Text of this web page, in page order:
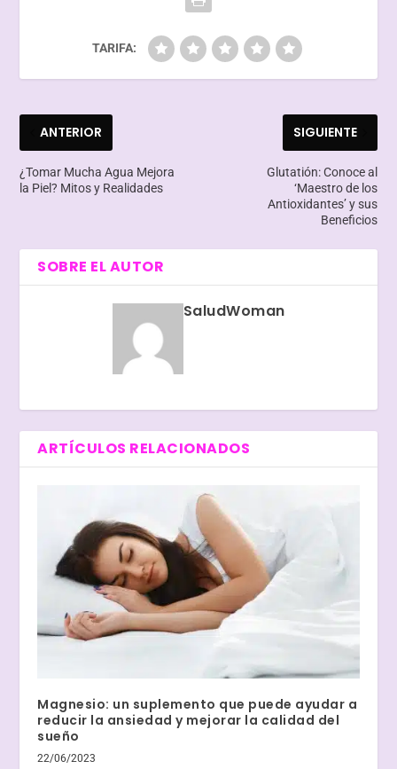
TARIFA:
ANTERIOR
¿Tomar Mucha Agua Mejora
la Piel? Mitos y Realidades
SIGUIENTE
Glutatión: Conoce al
‘Maestro de los
Antioxidantes’ y sus
Beneficios
SOBRE EL AUTOR
SaludWoman
ARTÍCULOS RELACIONADOS
Magnesio: un suplemento que puede ayudar a
reducir la ansiedad y mejorar la calidad del
sueño
22/06/2023